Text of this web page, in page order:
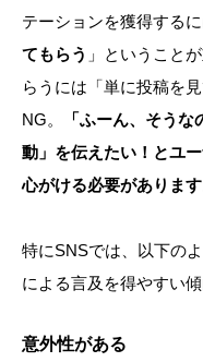
テーションを獲得する
てもらう 」ということ
らうには「単に投稿を
NG。
「ふーん、そう
動」を伝えたい！とユ
心がける必要があります
特にSNSでは、以下の
による言及を得やすい傾
意外性がある